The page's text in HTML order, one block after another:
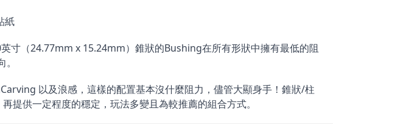
紙
英寸（24.77mm x 15.24mm）錐狀的Bushing在所有形狀中擁有最低的阻
以及浪感，這樣的配置基本沒什麼阻力，儘管大顯身手！錐狀/柱
提供一定程度的穩定，玩法多變且為較推薦的組合方式。